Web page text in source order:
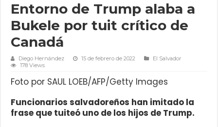
Entorno de Trump alaba a
Bukele por tuit crítico de
Canadá
Diego Hernández 15 de febrero de 2022
El Salvador
178 Views
Foto por SAUL LOEB/AFP/Getty Images
Funcionarios salvadoreños han imitado la
frase que tuiteó uno de los hijos de Trump.